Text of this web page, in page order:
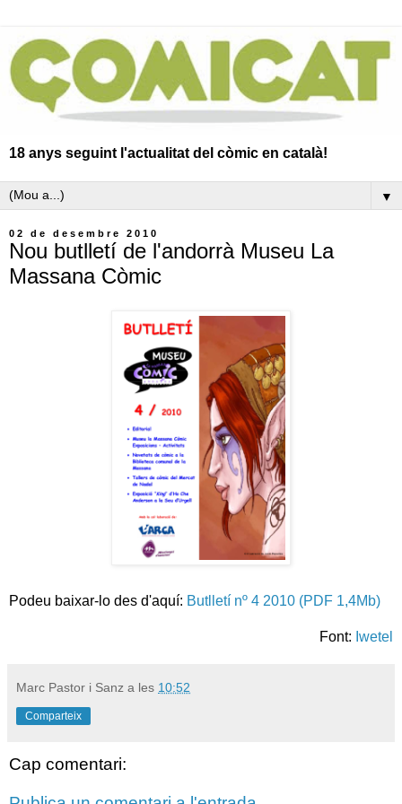
18 anys seguint l'actualitat del còmic en català!
▼
02 de desembre 2010
Nou butlletí de l'andorrà Museu La
Massana Còmic
Podeu baixar-lo des d'aquí: Butlletí nº 4 2010 (PDF 1,4Mb)
Font: Iwetel
Marc Pastor i Sanz a les 10:52
Comparteix
Cap comentari: